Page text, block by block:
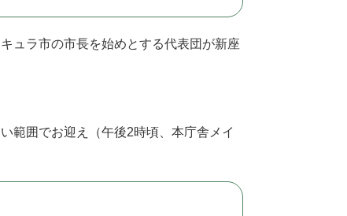
ュラ市の市長を始めとする代表団が新座
囲でお迎え（午後2時頃、本庁舎メイ